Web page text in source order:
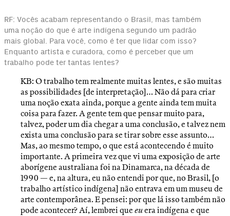
RF: Vocês acabam representando o Brasil, mas também
uma noção do que é arte indígena segundo um padrão
mais global. Para você, como é ter que lidar com isso?
Enquanto artista e curadora, como é perceber que um
trabalho pode ter tantas lentes?
KB: O trabalho tem realmente muitas lentes, e são muitas
as possibilidades [de interpretação]… Não dá para criar
uma noção exata ainda, porque a gente ainda tem muita
coisa para fazer. A gente tem que pensar muito para,
talvez, poder um dia chegar a uma conclusão, e talvez nem
exista uma conclusão para se tirar sobre esse assunto…
Mas, ao mesmo tempo, o que está acontecendo é muito
importante. A primeira vez que vi uma exposição de arte
aborígene australiana foi na Dinamarca, na década de
1990 — e, na altura, eu não entendi por que, no Brasil, [o
trabalho artístico indígena] não entrava em um museu de
arte contemporânea. E pensei: por que lá isso também não
pode acontecer? Aí, lembrei queeuera indígena e que